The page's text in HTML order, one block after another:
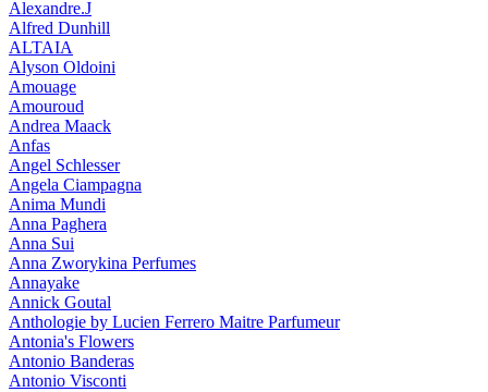
Alexandre.J
Alfred Dunhill
ALTAIA
Alyson Oldoini
Amouage
Amouroud
Andrea Maack
Anfas
Angel Schlesser
Angela Ciampagna
Anima Mundi
Anna Paghera
Anna Sui
Anna Zworykina Perfumes
Annayake
Annick Goutal
Anthologie by Lucien Ferrero Maitre Parfumeur
Antonia's Flowers
Antonio Banderas
Antonio Visconti